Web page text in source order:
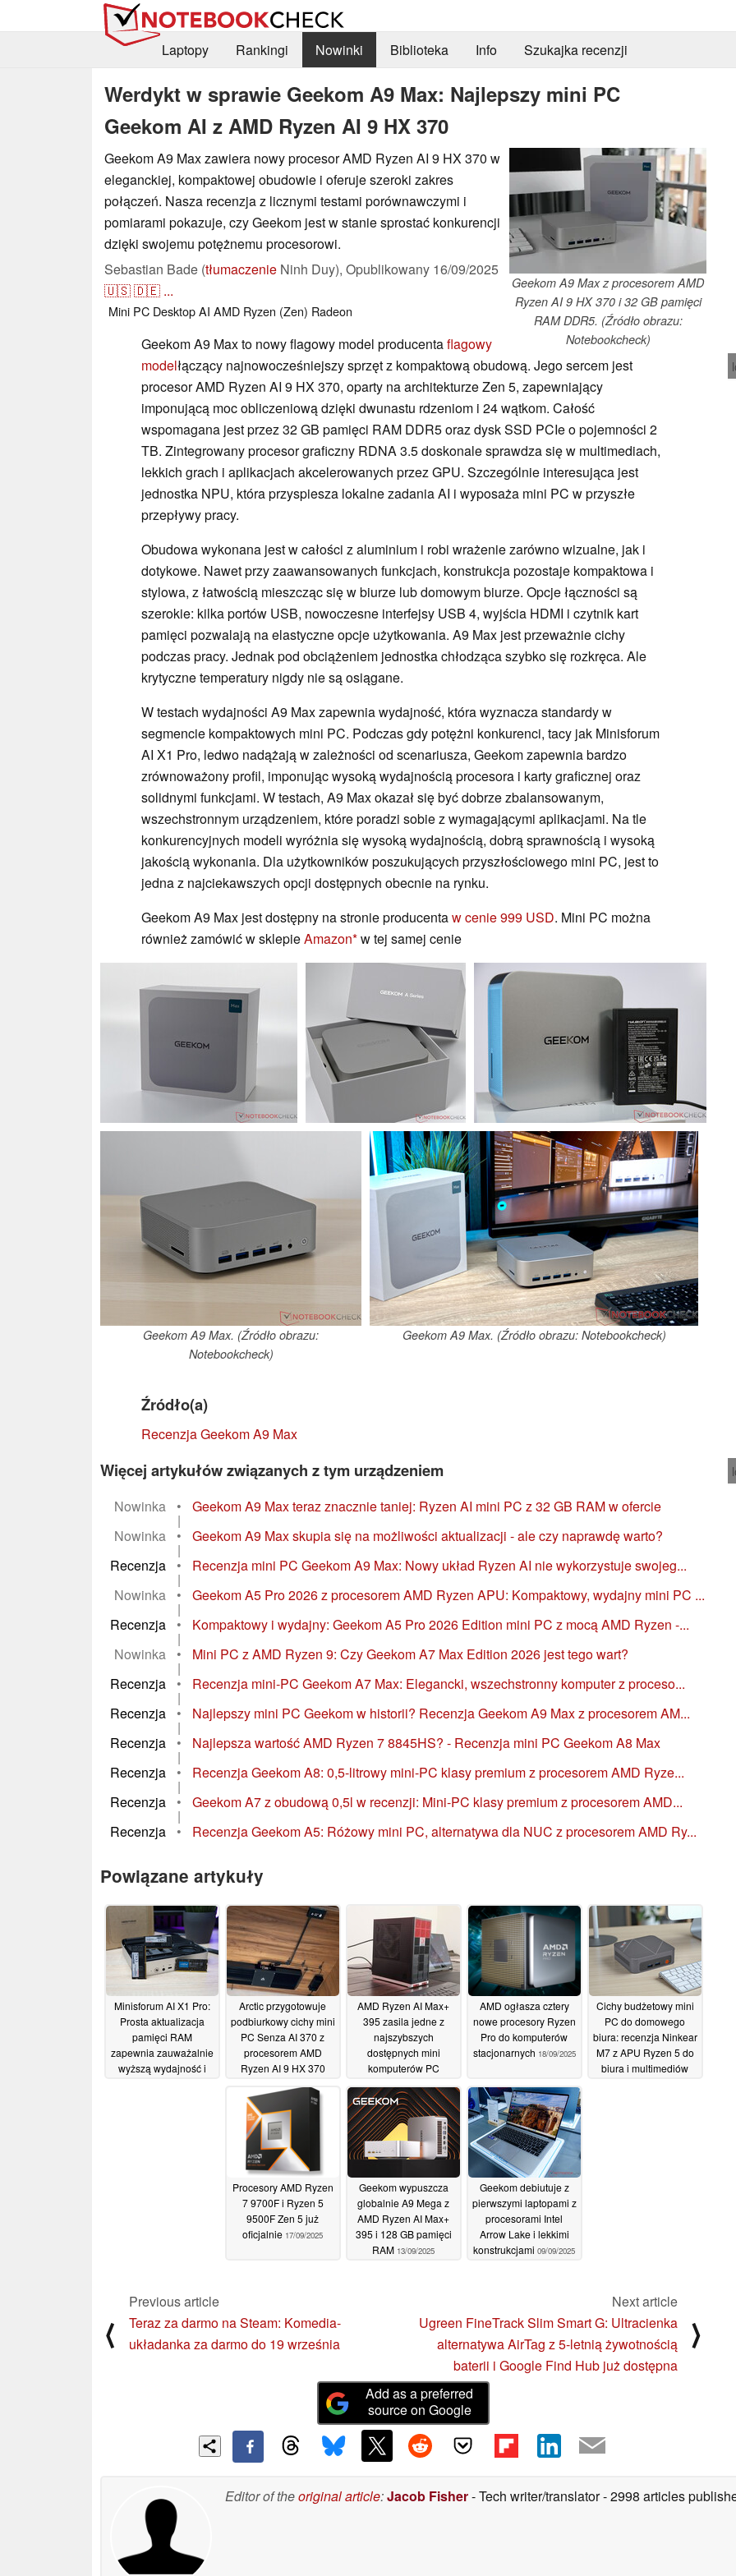
Laptopy
Rankingi Nowinki Biblioteka Info Szukajka recenzji
Werdykt w sprawie Geekom A9 Max: Najlepszy mini PC
Geekom AI z AMD Ryzen AI 9 HX 370
Geekom A9 Max z procesorem AMD
Ryzen AI 9 HX 370 i 32 GB pamięci
RAM DDR5. (Źródło obrazu:
Notebookcheck)
Geekom A9 Max zawiera nowy procesor AMD Ryzen AI 9 HX 370 w
eleganckiej, kompaktowej obudowie i oferuje szeroki zakres
połączeń. Nasza recenzja z licznymi testami porównawczymi i
pomiarami pokazuje, czy Geekom jest w stanie sprostać konkurencji
dzięki swojemu potężnemu procesorowi.
Sebastian Bade (tłumaczenie Ninh Duy), Opublikowany 16/09/2025
🇺🇸🇩🇪 ...
Mini PC DesktopAI AMD Ryzen (Zen) Radeon
Geekom A9 Max to nowy flagowy model producentaflagowy
modelłączący najnowocześniejszy sprzęt z kompaktową obudową. Jego sercem jest
procesor AMD Ryzen AI 9 HX 370, oparty na architekturze Zen 5, zapewniający
imponującą moc obliczeniową dzięki dwunastu rdzeniom i 24 wątkom. Całość
wspomagana jest przez 32 GB pamięci RAM DDR5 oraz dysk SSD PCIe o pojemności 2
TB. Zintegrowany procesor graficzny RDNA 3.5 doskonale sprawdza się w multimediach,
lekkich grach i aplikacjach akcelerowanych przez GPU. Szczególnie interesująca jest
jednostka NPU, która przyspiesza lokalne zadania AI i wyposaża mini PC w przyszłe
przepływy pracy.
Obudowa wykonana jest w całości z aluminium i robi wrażenie zarówno wizualne, jak i
dotykowe. Nawet przy zaawansowanych funkcjach, konstrukcja pozostaje kompaktowa i
stylowa, z łatwością mieszcząc się w biurze lub domowym biurze. Opcje łączności są
szerokie: kilka portów USB, nowoczesne interfejsy USB 4, wyjścia HDMI i czytnik kart
pamięci pozwalają na elastyczne opcje użytkowania. A9 Max jest przeważnie cichy
podczas pracy. Jednak pod obciążeniem jednostka chłodząca szybko się rozkręca. Ale
krytyczne temperatury nigdy nie są osiągane.
W testach wydajności A9 Max zapewnia wydajność, która wyznacza standardy w
segmencie kompaktowych mini PC. Podczas gdy potężni konkurenci, tacy jak Minisforum
AI X1 Pro, ledwo nadążają w zależności od scenariusza, Geekom zapewnia bardzo
zrównoważony profil, imponując wysoką wydajnością procesora i karty graficznej oraz
solidnymi funkcjami. W testach, A9 Max okazał się być dobrze zbalansowanym,
wszechstronnym urządzeniem, które poradzi sobie z wymagającymi aplikacjami. Na tle
konkurencyjnych modeli wyróżnia się wysoką wydajnością, dobrą sprawnością i wysoką
jakością wykonania. Dla użytkowników poszukujących przyszłościowego mini PC, jest to
jedna z najciekawszych opcji dostępnych obecnie na rynku.
Geekom A9 Max jest dostępny na stronie producentaw cenie 999 USD. Mini PC można
również zamówić w sklepieAmazon w tej samej cenie
Geekom A9 Max. (Źródło obrazu:
Notebookcheck)
Geekom A9 Max. (Źródło obrazu: Notebookcheck)
Źródło(a)
Recenzja Geekom A9 Max
Więcej artykułów związanych z tym urządzeniem
Nowinka • Geekom A9 Max teraz znacznie taniej: Ryzen AI mini PC z 32 GB RAM w ofercie
|
Nowinka
• Geekom A9 Max skupia się na możliwości aktualizacji - ale czy naprawdę warto?
|
Recenzja
• Recenzja mini PC Geekom A9 Max: Nowy układ Ryzen AI nie wykorzystuje swojeg...
|
Nowinka
• Geekom A5 Pro 2026 z procesorem AMD Ryzen APU: Kompaktowy, wydajny mini PC ...
|
Recenzja
• Kompaktowy i wydajny: Geekom A5 Pro 2026 Edition mini PC z mocą AMD Ryzen -...
|
Nowinka
• Mini PC z AMD Ryzen 9: Czy Geekom A7 Max Edition 2026 jest tego wart?
|
Recenzja
• Recenzja mini-PC Geekom A7 Max: Elegancki, wszechstronny komputer z proceso...
|
Recenzja
• Najlepszy mini PC Geekom w historii? Recenzja Geekom A9 Max z procesorem AM...
|
Recenzja
• Najlepsza wartość AMD Ryzen 7 8845HS? - Recenzja mini PC Geekom A8 Max
|
Recenzja
• Recenzja Geekom A8: 0,5-litrowy mini-PC klasy premium z procesorem AMD Ryze...
|
Recenzja
• Geekom A7 z obudową 0,5l w recenzji: Mini-PC klasy premium z procesorem AMD...
|
Recenzja
• Recenzja Geekom A5: Różowy mini PC, alternatywa dla NUC z procesorem AMD Ry...
Powiązane artykuły
Minisforum AI X1 Pro:
Prosta aktualizacja
pamięci RAM
zapewnia zauważalnie
wyższą wydajność i
Arctic przygotowuje
podbiurkowy cichy mini
PC Senza AI 370 z
procesorem AMD
Ryzen AI 9 HX 370
20/03/2026
AMD Ryzen AI Max+
395 zasila jedne z
najszybszych
dostępnych mini
komputerów PC
20/09/2025
AMD ogłasza cztery
nowe procesory Ryzen
Pro do komputerów
stacjonarnych 18/09/2025
Cichy budżetowy mini
PC do domowego
biura: recenzja Ninkear
M7 z APU Ryzen 5 do
biura i multimediów
Procesory AMD Ryzen
7 9700F i Ryzen 5
9500F Zen 5 już
oficjalnie 17/09/2025
Geekom wypuszcza
globalnie A9 Mega z
AMD Ryzen AI Max+
395 i 128 GB pamięci
RAM 13/09/2025
Geekom debiutuje z
pierwszymi laptopami z
procesorami Intel
Arrow Lake i lekkimi
konstrukcjami 09/09/2025
⟨
Previous article
Teraz za darmo na Steam: Komedia-
układanka za darmo do 19 września
Next article
Ugreen FineTrack Slim Smart G: Ultracienka
alternatywa AirTag z 5-letnią żywotnością
baterii i Google Find Hub już dostępna
⟩
Add as a preferred
source on Google
Editor of theoriginal article:Jacob Fisher- Tech writer/translator- 2998 articles